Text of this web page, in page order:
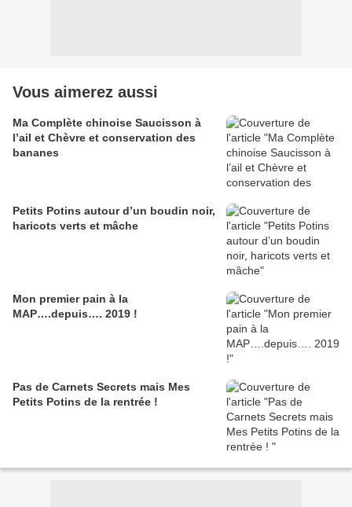
Vous aimerez aussi
Ma Complète chinoise Saucisson à
l’ail et Chèvre et conservation des
bananes
Petits Potins autour d’un boudin noir,
haricots verts et mâche
Mon premier pain à la
MAP….depuis…. 2019 !
Pas de Carnets Secrets mais Mes
Petits Potins de la rentrée !